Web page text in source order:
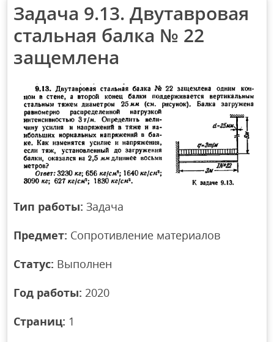
Задача 9.13. Двутавровая
стальная балка № 22
защемлена
Тип работы: Задача
Предмет: Сопротивление материалов
Статус: Выполнен
Год работы: 2020
Страниц: 1